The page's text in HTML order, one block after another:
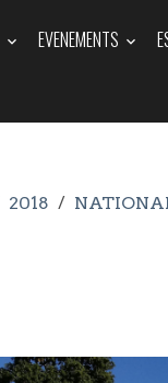
EVENEMENTS
2018